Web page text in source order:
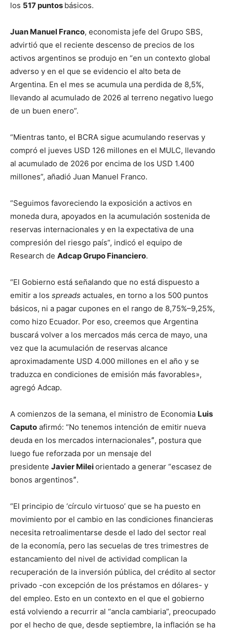
los 517 puntos básicos.
Juan Manuel Franco, economista jefe del Grupo SBS,
advirtió que el reciente descenso de precios de los
activos argentinos se produjo en “en un contexto global
adverso y en el que se evidencio el alto beta de
Argentina. En el mes se acumula una perdida de 8,5%,
llevando al acumulado de 2026 al terreno negativo luego
de un buen enero”.
“Mientras tanto, el BCRA sigue acumulando reservas y
compró el jueves USD 126 millones en el MULC, llevando
al acumulado de 2026 por encima de los USD 1.400
millones”, añadió Juan Manuel Franco.
“Seguimos favoreciendo la exposición a activos en
moneda dura, apoyados en la acumulación sostenida de
reservas internacionales y en la expectativa de una
compresión del riesgo país”, indicó el equipo de
Research de Adcap Grupo Financiero.
“El Gobierno está señalando que no está dispuesto a
emitir a los spreads actuales, en torno a los 500 puntos
básicos, ni a pagar cupones en el rango de 8,75%–9,25%,
como hizo Ecuador. Por eso, creemos que Argentina
buscará volver a los mercados más cerca de mayo, una
vez que la acumulación de reservas alcance
aproximadamente USD 4.000 millones en el año y se
traduzca en condiciones de emisión más favorables»,
agregó Adcap.
A comienzos de la semana, el ministro de Economia Luis
Caputo afirmó: “No tenemos intención de emitir nueva
deuda en los mercados internacionalesˮ, postura que
luego fue reforzada por un mensaje del
presidente Javier Mileiorientado a generar “escasez de
bonos argentinosˮ.
“El principio de ‘círculo virtuoso’ que se ha puesto en
movimiento por el cambio en las condiciones financieras
necesita retroalimentarse desde el lado del sector real
de la economía, pero las secuelas de tres trimestres de
estancamiento del nivel de actividad complican la
recuperación de la inversión pública, del crédito al sector
privado -con excepción de los préstamos en dólares- y
del empleo. Esto en un contexto en el que el gobierno
está volviendo a recurrir al “ancla cambiaria”, preocupado
por el hecho de que, desde septiembre, la inflación se ha